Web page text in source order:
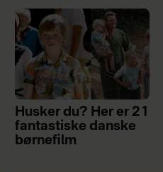
Husker du? Her er 21
fantastiske danske
børnefilm